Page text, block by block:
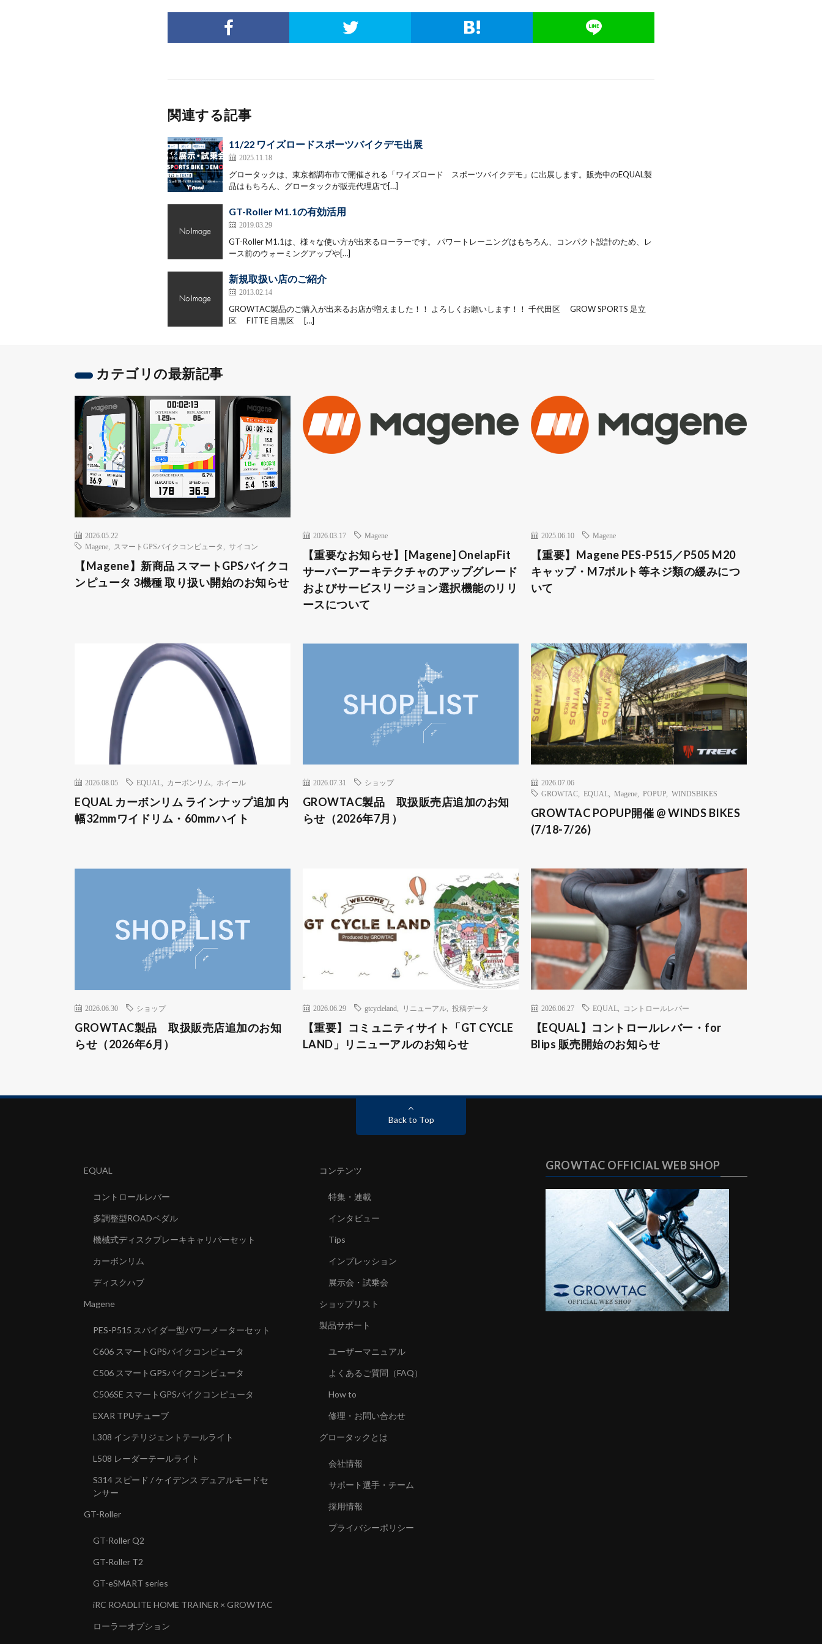
関連する記事
11/22 ワイズロードスポーツバイクデモ出展
2025.11.18
グロータックは、東京都調布市で開催される「ワイズロード スポーツバイクデモ」に出展します。販売中のEQUAL製
品はもちろん、グロータックが販売代理店で[…]
GT-Roller M1.1の有効活用
2019.03.29
GT-Roller M1.1は、様々な使い方が出来るローラーです。 パワートレーニングはもちろん、コンパクト設計のため、レ
ース前のウォーミングアップや[…]
新規取扱い店のご紹介
2013.02.14
GROWTAC製品のご購入が出来るお店が増えました！！ よろしくお願いします！！ 千代田区 GROW SPORTS 足立
区 FITTE 目黒区 […]
カテゴリの最新記事
2026.05.22
Magene
スマートGPSバイクコンピュータ サイコン
【Magene】新商品 スマートGPSバイクコ
ンピュータ 3機種 取り扱い開始のお知らせ
2026.03.17 Magene
【重要なお知らせ】[Magene] OnelapFit
サーバーアーキテクチャのアップグレード
およびサービスリージョン選択機能のリリ
ースについて
2025.06.10 Magene
【重要】Magene PES-P515／P505 M20
キャップ・M7ボルト等ネジ類の緩みにつ
いて
2026.08.05 EQUAL カーボンリム ホイール
EQUAL カーボンリム ラインナップ追加 内
幅32mmワイドリム・60mmハイト
2026.07.31 ショップ
GROWTAC製品 取扱販売店追加のお知
らせ（2026年7月）
2026.07.06
GROWTAC, EQUAL Magene, POPUP, WINDSBIKES
GROWTAC POPUP開催 @ WINDS BIKES
(7/18-7/26)
2026.06.30 ショップ
GROWTAC製品 取扱販売店追加のお知
らせ（2026年6月）
2026.06.29 gtcycleland リニューアル, 投稿データ
【重要】コミュニティサイト「GT CYCLE
LAND」リニューアルのお知らせ
2026.06.27 EQUAL コントロールレバー
【EQUAL】コントロールレバー・for
Blips 販売開始のお知らせ
Back to Top
EQUAL
コントロールレバー
多調整型ROADペダル
機械式ディスクブレーキキャリパーセット
カーボンリム
ディスクハブ
Magene
PES-P515 スパイダー型パワーメーターセット
C606 スマートGPSバイクコンピュータ
C506 スマートGPSバイクコンピュータ
C506SE スマートGPSバイクコンピュータ
EXAR TPUチューブ
L308 インテリジェントテールライト
L508 レーダーテールライト
S314 スピード / ケイデンス デュアルモードセ
ンサー
GT-Roller
GT-Roller Q2
GT-Roller T2
GT-eSMART series
iRC ROADLITE HOME TRAINER × GROWTAC
ローラーオプション
コンテンツ
特集・連載
インタビュー
Tips
インプレッション
展示会・試乗会
ショップリスト
製品サポート
ユーザーマニュアル
よくあるご質問（FAQ）
How to
修理・お問い合わせ
グロータックとは
会社情報
サポート選手・チーム
採用情報
プライバシーポリシー
GROWTAC OFFICIAL WEB SHOP